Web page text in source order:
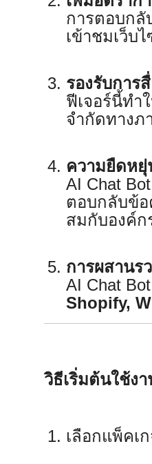
การตอบกลั
เข้าชมเว็บ
รองรับการ
ฟีเจอร์นี้ทำ
จำกัดทางภ
ความยืดหยุ่
AI Chat
ตอบกลับข้อ
สมกับองค์ก
การผสาน
AI Chat
Shopify,
วิธีเริ่มต้นใช้ง
เลือกแพ็คเ